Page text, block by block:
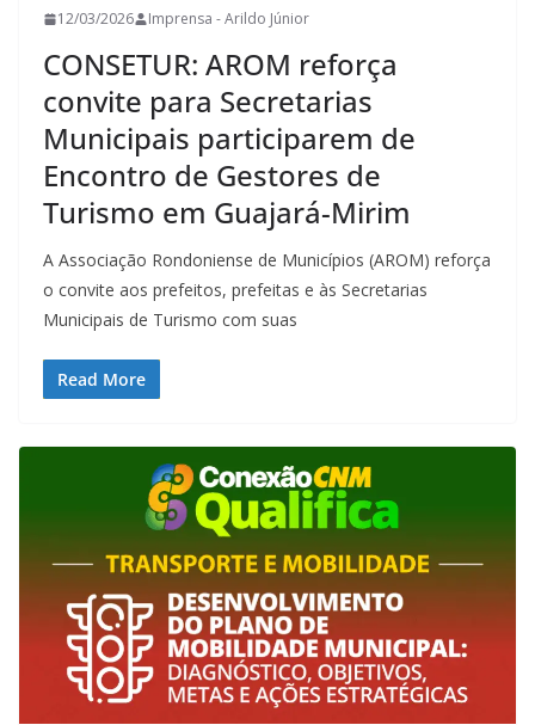
12/03/2026 Imprensa - Arildo Júnior
CONSETUR: AROM reforça
convite para Secretarias
Municipais participarem de
Encontro de Gestores de
Turismo em Guajará-Mirim
A Associação Rondoniense de Municípios (AROM) reforça
o convite aos prefeitos, prefeitas e às Secretarias
Municipais de Turismo com suas
Read More